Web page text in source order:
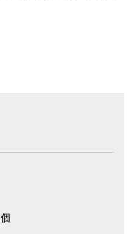
個